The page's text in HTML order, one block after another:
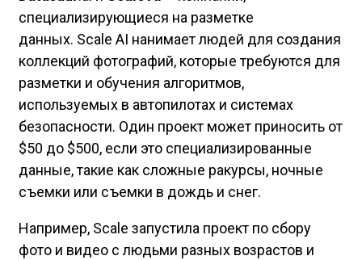
специализирующиеся на разметке
данных. Scale AI нанимает людей для создания
коллекций фотографий, которые требуются для
разметки и обучения алгоритмов,
используемых в автопилотах и системах
безопасности. Один проект может приносить от
$50 до $500, если это специализированные
данные, такие как сложные ракурсы, ночные
съемки или съемки в дождь и снег.
Например, Scale запустила проект по сбору
фото и видео с людьми разных возрастов и